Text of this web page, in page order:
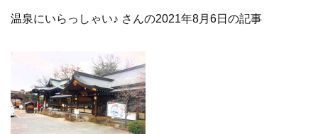
温泉にいらっしゃい♪ さんの2021年8月6日の記事